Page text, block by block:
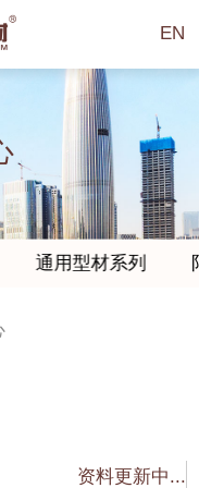
EN
通用型材系列
资料更新中...